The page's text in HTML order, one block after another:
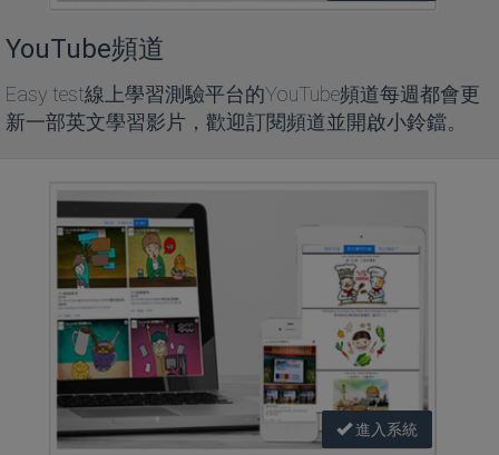
YouTube頻道
Easy test線上學習測驗平台的YouTube頻道每週都會更
新一部英文學習影片，歡迎訂閱頻道並開啟小鈴鐺。
進入系統